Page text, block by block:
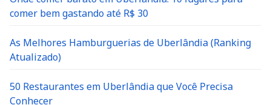
comer bem gastando até R$ 30
As Melhores Hamburguerias de Uberlândia (Ranking
Atualizado)
50 Restaurantes em Uberlândia que Você Precisa
Conhecer